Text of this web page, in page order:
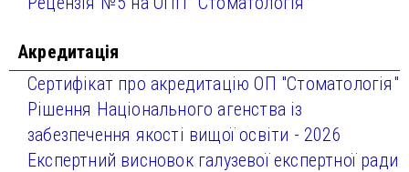
Акредитація
Сертифікат про акредитацію ОП "Стоматологія"
Рішення Національного агенства із
забезпечення якості вищої освіти - 2026
Експертний висновок галузевої експертної ради